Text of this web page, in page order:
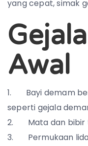
yang cepat, simak
Awal
Bayi demam
seperti gejala
Mata dan
Permukaan